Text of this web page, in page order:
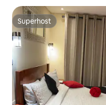
Superhost
Superhost